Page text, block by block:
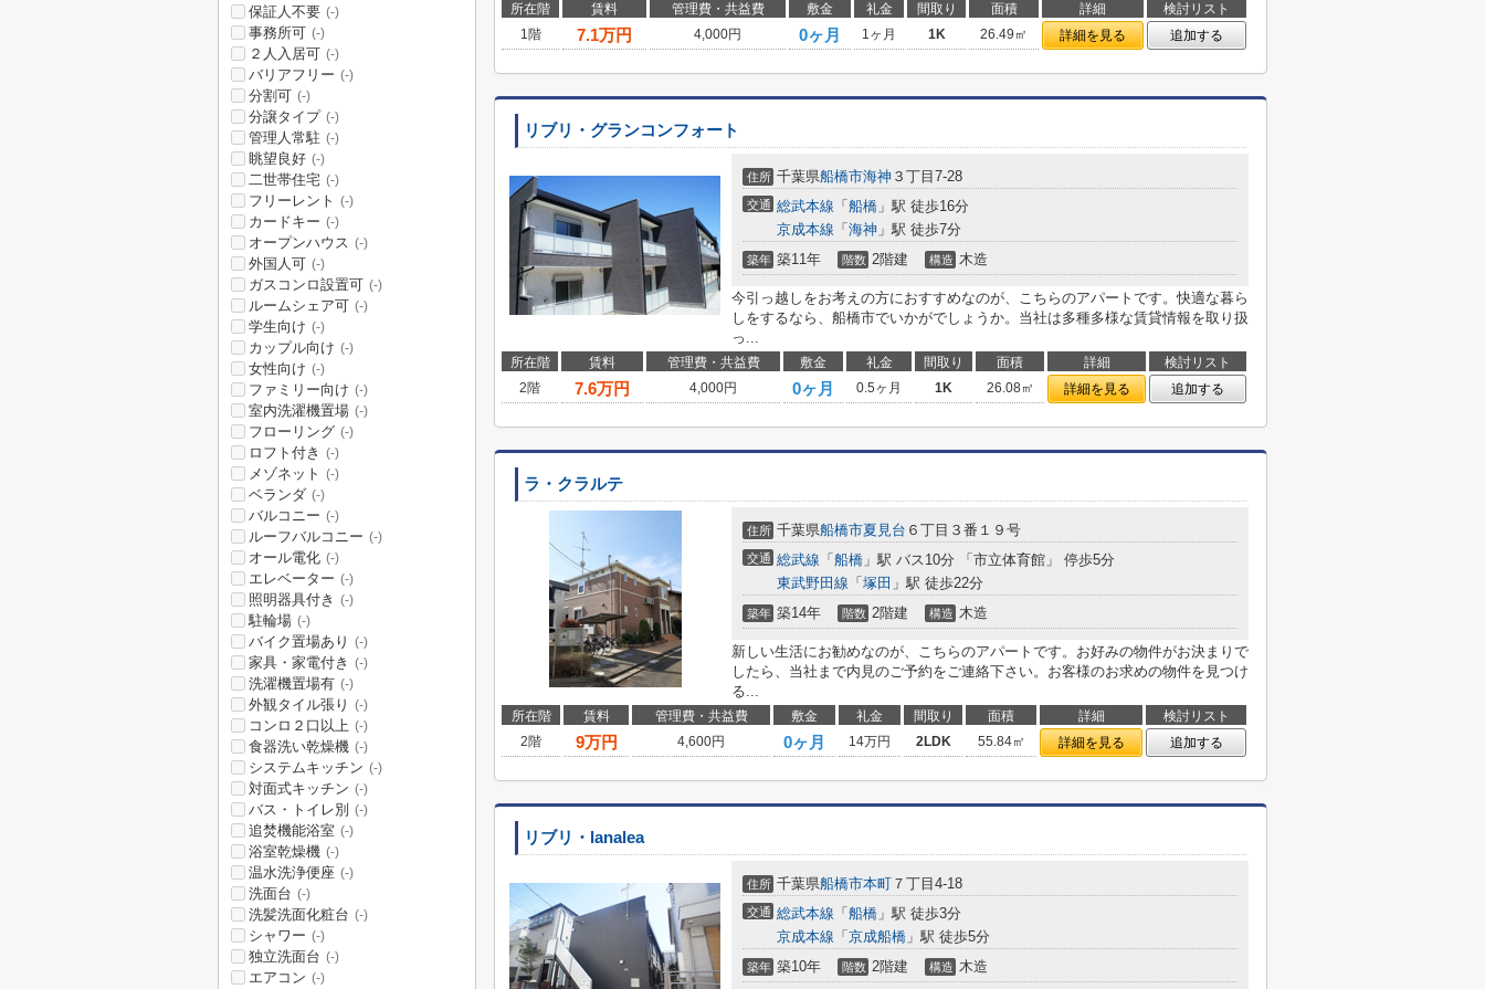
所在階 賃料 管理費・共益費 敷金 礼金 間取り 面積 詳細
検討リスト
1階
7.1万円 4,000円 0ヶ月 1ヶ月 1K 26.49㎡ 詳細を見る 追加する
リブリ・グランコンフォート
住所 千葉県船橋市海神 ３丁目7-28
交通 総武本線 「 船橋 」駅 徒歩16分
京成本線 「 海神 」駅 徒歩7分
築年 築11年 階数 2階建 構造 木造
今引っ越しをお考えの方におすすめなのが、こちらのアパートです。快適な暮ら
しをするなら、船橋市でいかがでしょうか。当社は多種多様な賃貸情報を取り扱
っ...
所在階 賃料 管理費・共益費 敷金 礼金 間取り 面積 詳細
検討リスト
2階
7.6万円 4,000円 0ヶ月 0.5ヶ月 1K 26.08㎡ 詳細を見る 追加する
ラ・クラルテ
住所 千葉県船橋市夏見台 ６丁目３番１９号
交通 総武線 「 船橋 」駅 バス10分 「市立体育館」 停歩5分
東武野田線 「 塚田 」駅 徒歩22分
築年 築14年 階数 2階建 構造 木造
新しい生活にお勧めなのが、こちらのアパートです。お好みの物件がお決まりで
したら、当社まで内見のご予約をご連絡下さい。お客様のお求めの物件を見つけ
る...
所在階 賃料 管理費・共益費 敷金 礼金 間取り 面積 詳細
検討リスト
2階
9万円 4,600円 0ヶ月 14万円 2LDK 55.84㎡ 詳細を見る 追加する
リブリ・lanalea
住所 千葉県船橋市本町 ７丁目4-18
交通 総武本線 「 船橋 」駅 徒歩3分
京成本線 「 京成船橋 」駅 徒歩5分
築年 築10年 階数 2階建 構造 木造
保証人不要 (-)
事務所可 (-)
２人入居可 (-)
バリアフリー (-)
分割可 (-)
分譲タイプ (-)
管理人常駐 (-)
眺望良好 (-)
二世帯住宅 (-)
フリーレント (-)
カードキー (-)
オープンハウス (-)
外国人可 (-)
ガスコンロ設置可 (-)
ルームシェア可 (-)
学生向け (-)
カップル向け (-)
女性向け (-)
ファミリー向け (-)
室内洗濯機置場 (-)
フローリング (-)
ロフト付き (-)
メゾネット (-)
ベランダ (-)
バルコニー (-)
ルーフバルコニー (-)
オール電化 (-)
エレベーター (-)
照明器具付き (-)
駐輪場 (-)
バイク置場あり (-)
家具・家電付き (-)
洗濯機置場有 (-)
外観タイル張り (-)
コンロ２口以上 (-)
食器洗い乾燥機 (-)
システムキッチン (-)
対面式キッチン (-)
バス・トイレ別 (-)
追焚機能浴室 (-)
浴室乾燥機 (-)
温水洗浄便座 (-)
洗面台 (-)
洗髪洗面化粧台 (-)
シャワー (-)
独立洗面台 (-)
エアコン (-)